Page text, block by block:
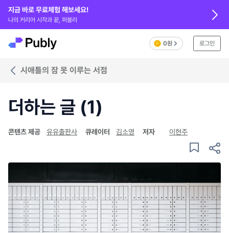
지금 바로 무료체험 해보세요!
나의 커리어 시작과 끝, 퍼블리
0원 로그인
시애틀의 잠 못 이루는 서점
더하는 글 (1)
콘텐츠 제공 유유출판사 큐레이터 김소영 저자 이현주